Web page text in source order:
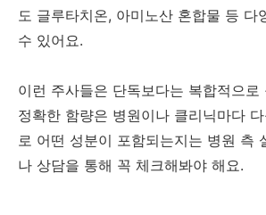
도 글루타치온, 아미노산 혼합물 등 다
수 있어요.
이런 주사들은 단독보다는 복합적으로
정확한 함량은 병원이나 클리닉마다
로 어떤 성분이 포함되는지는 병원 측
나 상담을 통해 꼭 체크해봐야 해요.